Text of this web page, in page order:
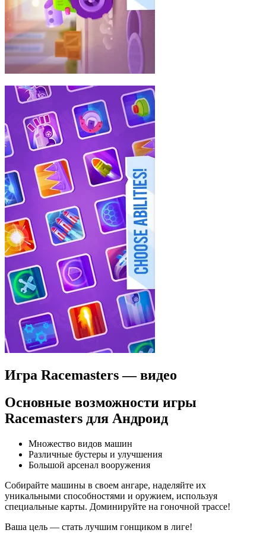
Игра Racemasters — видео
Основные возможности игры
Racemasters для Андроид
Множество видов машин
Различные бустеры и улучшения
Большой арсенал вооружения
Собирайте машины в своем ангаре, наделяйте их
уникальными способностями и оружием, используя
специальные карты. Доминируйте на гоночной трассе!
Ваша цель — стать лучшим гонщиком в лиге!